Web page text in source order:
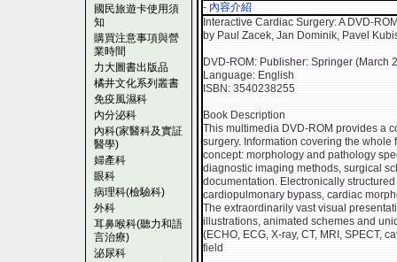
國民旅遊卡使用須
知
購買注意事項與營
業時間
力大圖書出版品
橘井文化系列叢書
免疫風濕科
內分泌科
內科(家醫科及實証
醫學)
婦產科
眼科
病理科(檢驗科)
外科
耳鼻喉科(聽力和語
言治療)
泌尿科
- 內容介紹
Interactive Cardiac Surgery: A DVD-
by Paul Zacek, Jan Dominik, Pavel
DVD-ROM: Publisher: Springer (March
Language: English
ISBN: 3540238255
Book Description
This multimedia DVD-ROM provides a
surgery. Information covering the
concept: morphology and pathology
diagnostic imaging methods, surgical
documentation. Electronically
cardiopulmonary bypass, cardiac
The extraordinarily vast visual
illustrations, animated schemes and
(ECHO, ECG, X-ray, CT, MRI, SPECT,
field